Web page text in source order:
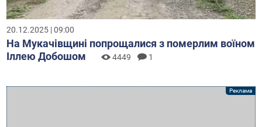
20.12.2025 | 09:00
На Мукачівщині попрощалися з померлим воїном
Іллею Добошом
4449 1